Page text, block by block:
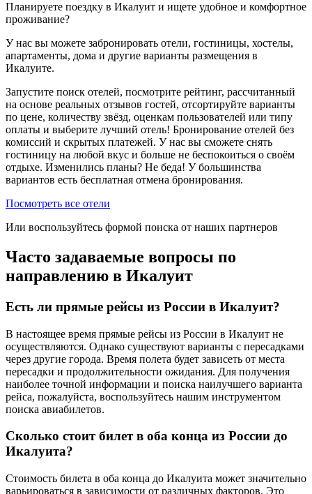
Планируете поездку в Икалуит и ищете удобное и комфортное
проживание?
У нас вы можете забронировать отели, гостиницы, хостелы,
апартаменты, дома и другие варианты размещения в
Икалуите.
Запустите поиск отелей, посмотрите рейтинг, рассчитанный
на основе реальных отзывов гостей, отсортируйте варианты
по цене, количеству звёзд, оценкам пользователей или типу
оплаты и выберите лучший отель! Бронирование отелей без
комиссий и скрытых платежей. У нас вы сможете снять
гостиницу на любой вкус и больше не беспокоиться о своём
отдыхе. Изменились планы? Не беда! У большинства
вариантов есть бесплатная отмена бронирования.
Посмотреть все отели
Или воспользуйтесь формой поиска от наших партнеров
Часто задаваемые вопросы по
направлению в Икалуит
Есть ли прямые рейсы из России в Икалуит?
В настоящее время прямые рейсы из России в Икалуит не
осуществляются. Однако существуют варианты с пересадками
через другие города. Время полета будет зависеть от места
пересадки и продолжительности ожидания. Для получения
наиболее точной информации и поиска наилучшего варианта
рейса, пожалуйста, воспользуйтесь нашим инструментом
поиска авиабилетов.
Сколько стоит билет в оба конца из России до
Икалуита?
Стоимость билета в оба конца до Икалуита может значительно
варьироваться в зависимости от различных факторов. Это